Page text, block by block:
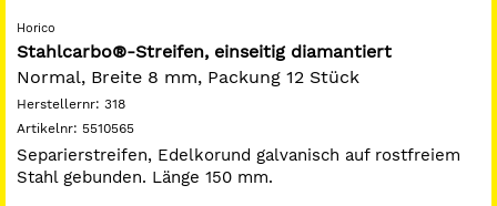
Horico
Stahlcarbo®-Streifen, einseitig diamantiert
Normal, Breite 8 mm, Packung 12 Stück
Herstellernr: 318
Artikelnr: 5510565
Separierstreifen, Edelkorund galvanisch auf rostfreiem
Stahl gebunden. Länge 150 mm.